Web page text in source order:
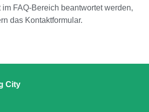
im FAQ-Bereich beantwortet werden,
das Kontaktformular.
City